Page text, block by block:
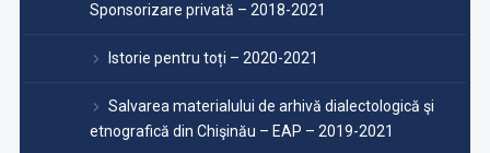
Sponsorizare privată – 2018-2021
Istorie pentru toți – 2020-2021
Salvarea materialului de arhivă dialectologică şi
etnografică din Chişinău – EAP – 2019-2021